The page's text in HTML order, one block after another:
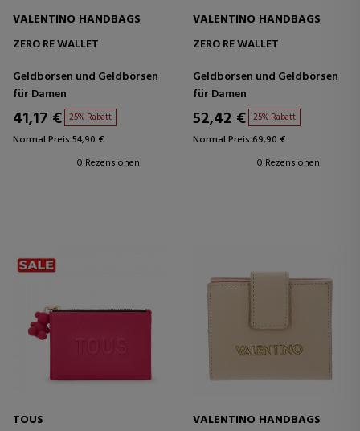
VALENTINO HANDBAGS
ZERO RE WALLET
Geldbörsen und Geldbörsen
für Damen
41,17 € 25% Rabatt
Normal Preis 54,90 €
0 Rezensionen
VALENTINO HANDBAGS
ZERO RE WALLET
Geldbörsen und Geldbörsen
für Damen
52,42 € 25% Rabatt
Normal Preis 69,90 €
0 Rezensionen
TOUS
VALENTINO HANDBAGS